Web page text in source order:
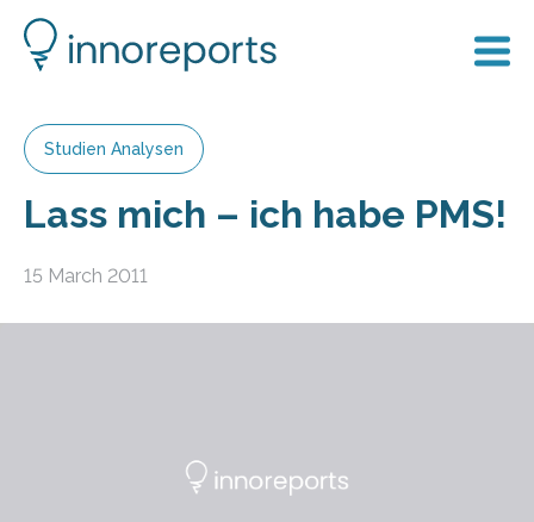
Studien Analysen
Lass mich – ich habe PMS!
15 March 2011